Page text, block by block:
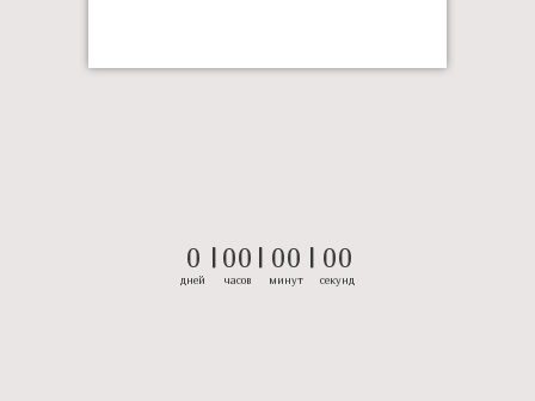
0
дней
| 00
часов
| 00
минут
| 00
секунд